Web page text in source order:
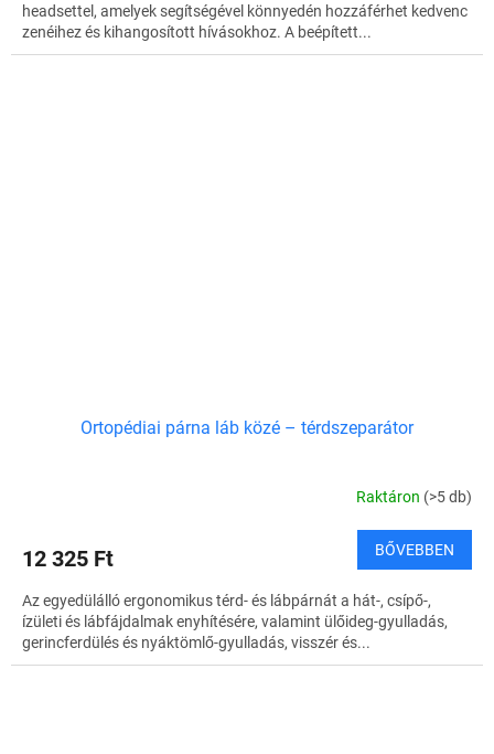
headsettel, amelyek segítségével könnyedén hozzáférhet kedvenc
zenéihez és kihangosított hívásokhoz. A beépített...
Ortopédiai párna láb közé – térdszeparátor
Raktáron (>5 db)
12 325 Ft BŐVEBBEN
Az egyedülálló ergonomikus térd- és lábpárnát a hát-, csípő-,
ízületi és lábfájdalmak enyhítésére, valamint ülőideg-gyulladás,
gerincferdülés és nyáktömlő-gyulladás, visszér és...